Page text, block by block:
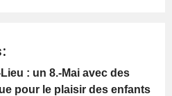
: un 8.-Mai avec des
pour le plaisir des enfants